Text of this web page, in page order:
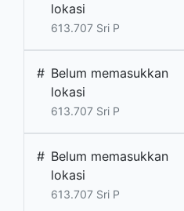
lokasi
613.707 Sri P
# Belum memasukkan
lokasi
613.707 Sri P
# Belum memasukkan
lokasi
613.707 Sri P